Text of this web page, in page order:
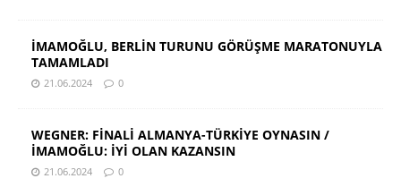
İMAMOĞLU, BERLİN TURUNU GÖRÜŞME MARATONUYLA
TAMAMLADI
21.06.2024 0
WEGNER: FİNALİ ALMANYA-TÜRKİYE OYNASIN /
İMAMOĞLU: İYİ OLAN KAZANSIN
21.06.2024 0